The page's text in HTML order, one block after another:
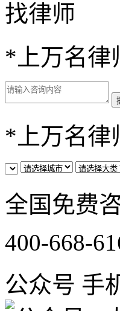
找律师
* 上万名
* 上万名
全国免费
400-668-
公众号 手